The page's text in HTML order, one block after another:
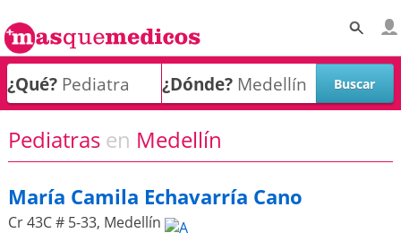
¿Qué? ¿Dónde?
Pediatras en Medellín
María Camila Echavarría Cano
Cr 43C # 5-33, Medellín